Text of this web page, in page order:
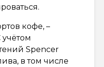
кофе, –
учётом
Spencer
в том числе